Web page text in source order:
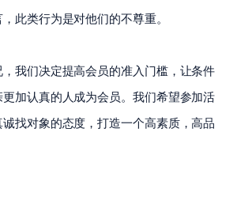
此类行为是对他们的不尊重。
我们决定提高会员的准入门槛，让条件
加认真的人成为会员。我们希望参加活
找对象的态度，打造一个高素质，高品